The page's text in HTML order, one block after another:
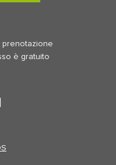
prenotazione
è gratuito